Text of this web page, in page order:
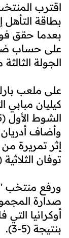
اقترب
بعدما حقق
على حساب
الجولة
على ملعب
كيليان
وأضاف
توفان الثلاثية (84) بعد دخوله
صدارة
أوكرانيا
بنتيجة (5-3).